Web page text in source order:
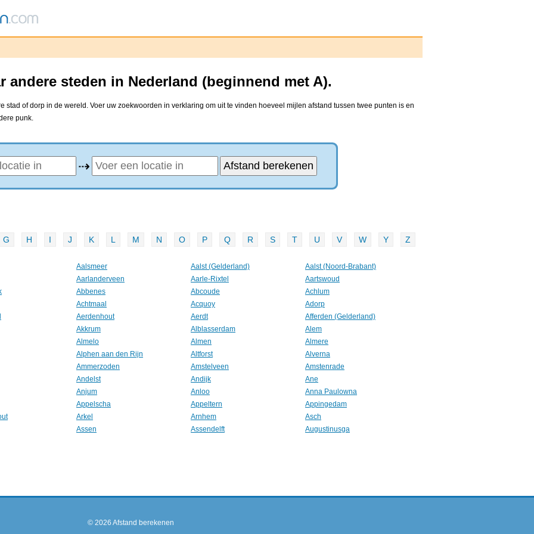
andere steden in Nederland (beginnend met A).
stad of dorp in de wereld. Voer uw zoekwoorden in verklaring om uit te vinden hoeveel mijlen afstand tussen twee punten is en
punk.
⇢
G H I J K L M N O P Q R S T U V W Y Z
Aalsmeer Aalst (Gelderland)
Aalst (Noord-Brabant)
Aarlanderveen
Aarle-Rixtel
Aartswoud
Abbenes Abcoude
Achlum
Achtmaal
Acquoy
Adorp
Aerdenhout Aerdt
Afferden (Gelderland)
Akkrum
Alblasserdam
Alem
Almelo
Almen
Almere
Alphen aan den Rijn
Altforst
Alverna
Ammerzoden
Amstelveen
Amstenrade
Andelst
Andijk
Ane
Anjum
Anloo
Anna Paulowna
Appelscha
Appeltern
Appingedam
Arkel Arnhem
Asch
Assen
Assendelft Augustinusga
© 2026 Afstand berekenen